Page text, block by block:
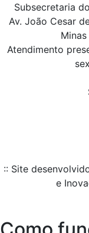
Subsecretaria
Av. João Cesar
Atendimento
:: Site
e